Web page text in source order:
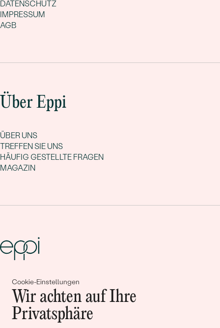
Cookie-Einstellungen
Wir achten auf Ihre
Privatsphäre
DATENSCHUTZ
IMPRESSUM
AGB
Über Eppi
ÜBER UNS
TREFFEN SIE UNS
HÄUFIG GESTELLTE FRAGEN
MAGAZIN
Gemeinsam erschaffen wir
Geschichten von Schönheit und
Liebe